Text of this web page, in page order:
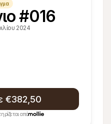
#016
2024
€382,50
από